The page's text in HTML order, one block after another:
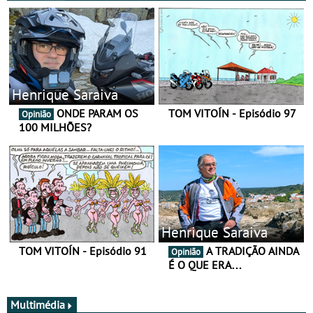
Henrique Saraiva
Opinião
100 MILHÕES?
TOM VITOÍN - Episódio 97
TOM VITOÍN - Episódio 91
Henrique Saraiva
Opinião
É O QUE ERA…
Multimédia